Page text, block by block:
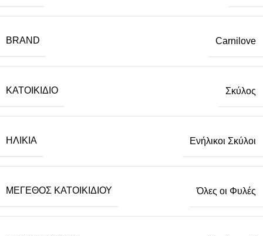
BRAND Carnilove
ΚΑΤΟΙΚΊΔΙΟ Σκύλος
ΗΛΙΚΊΑ Ενήλικοι Σκύλοι
ΜΈΓΕΘΟΣ ΚΑΤΟΙΚΙΔΊΟΥ Όλες οι Φυλές